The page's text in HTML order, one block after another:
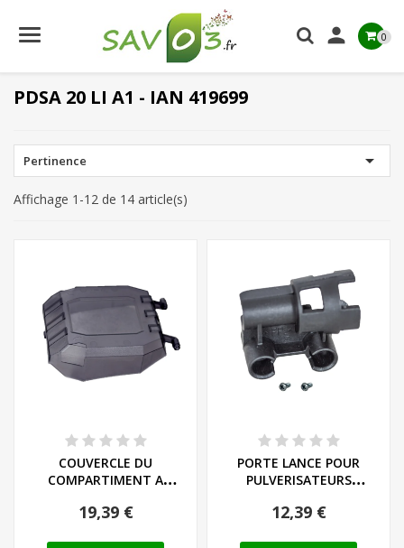
 0
PDSA 20 LI A1 - IAN 419699
Pertinence 
Affichage 1-12 de 14 article(s)
COUVERCLE DU
COMPARTIMENT A
PULVERISATEURS...
19,39 €
PORTE LANCE POUR
PULVERISATEURS
12,39 €